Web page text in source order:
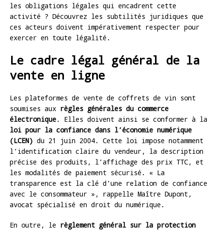
les obligations légales qui encadrent cette
activité ? Découvrez les subtilités juridiques que
ces acteurs doivent impérativement respecter pour
exercer en toute légalité.
Le cadre légal général de la
vente en ligne
Les plateformes de vente de coffrets de vin sont
soumises aux règles générales du commerce
électronique. Elles doivent ainsi se conformer à la
loi pour la confiance dans l’économie numérique
(LCEN) du 21 juin 2004. Cette loi impose notamment
l’identification claire du vendeur, la description
précise des produits, l’affichage des prix TTC, et
les modalités de paiement sécurisé. « La
transparence est la clé d’une relation de confiance
avec le consommateur », rappelle Maître Dupont,
avocat spécialisé en droit du numérique.
En outre, le règlement général sur la protection